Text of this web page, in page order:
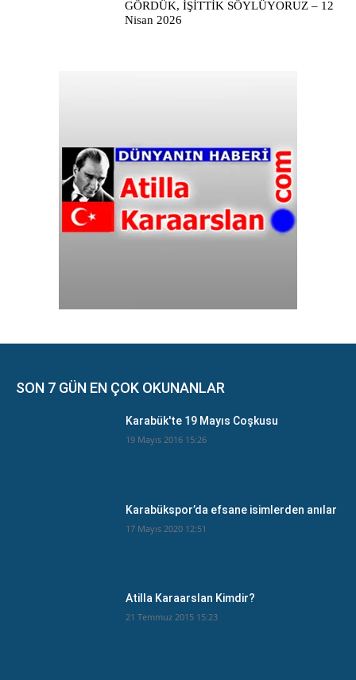
GÖRDÜK, İŞİTTİK SÖYLÜYORUZ – 12
Nisan 2026
SON 7 GÜN EN ÇOK OKUNANLAR
Karabük'te 19 Mayıs Coşkusu
19 Mayıs 2016 15:26
Karabükspor’da efsane isimlerden anılar
17 Mayıs 2020 12:51
Atilla Karaarslan Kimdir?
21 Temmuz 2015 15:23